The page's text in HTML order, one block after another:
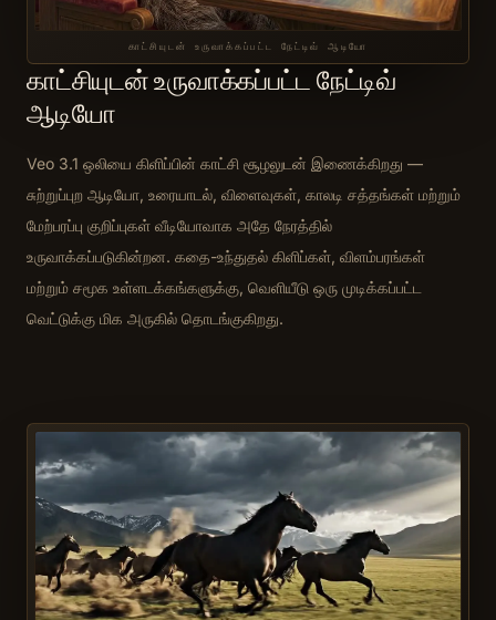
காட்சியுடன் உருவாக்கப்பட்ட நேட்டிவ் ஆடியோ
காட்சியுடன் உருவாக்கப்பட்ட நேட்டிவ்
ஆடியோ
Veo 3.1 ஒலியை கிளிப்பின் காட்சி சூழலுடன் இணைக்கிறது —
சுற்றுப்புற ஆடியோ, உரையாடல், விளைவுகள், காலடி சத்தங்கள் மற்றும்
மேற்பரப்பு குறிப்புகள் வீடியோவாக அதே நேரத்தில்
உருவாக்கப்படுகின்றன. கதை-உந்துதல் கிளிப்கள், விளம்பரங்கள்
மற்றும் சமூக உள்ளடக்கங்களுக்கு, வெளியீடு ஒரு முடிக்கப்பட்ட
வெட்டுக்கு மிக அருகில் தொடங்குகிறது.